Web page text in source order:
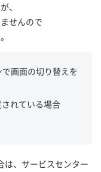
、
せんので
画面の切り替えを
れている場合
は、サービスセンター